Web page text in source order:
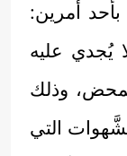
أمرين:
يُجدي عليه
وذلك
التي